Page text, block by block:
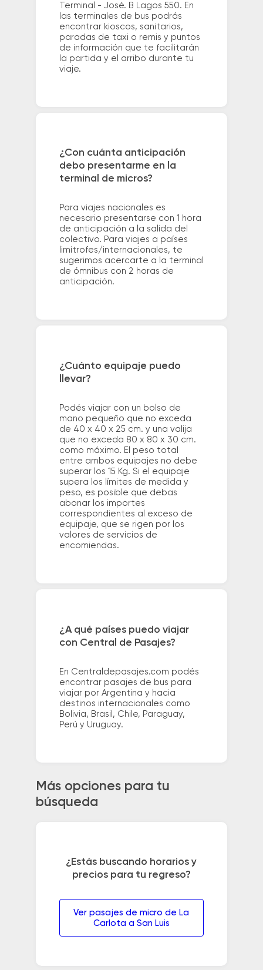
Terminal - José. B Lagos 550. En
las terminales de bus podrás
encontrar kioscos, sanitarios,
paradas de taxi o remis y puntos
de información que te facilitarán
la partida y el arribo durante tu
viaje.
¿Con cuánta anticipación
debo presentarme en la
terminal de micros?
Para viajes nacionales es
necesario presentarse con 1 hora
de anticipación a la salida del
colectivo. Para viajes a países
limítrofes/internacionales, te
sugerimos acercarte a la terminal
de ómnibus con 2 horas de
anticipación.
¿Cuánto equipaje puedo
llevar?
Podés viajar con un bolso de
mano pequeño que no exceda
de 40 x 40 x 25 cm. y una valija
que no exceda 80 x 80 x 30 cm.
como máximo. El peso total
entre ambos equipajes no debe
superar los 15 Kg. Si el equipaje
supera los límites de medida y
peso, es posible que debas
abonar los importes
correspondientes al exceso de
equipaje, que se rigen por los
valores de servicios de
encomiendas.
¿A qué países puedo viajar
con Central de Pasajes?
En Centraldepasajes.com podés
encontrar pasajes de bus para
viajar por Argentina y hacia
destinos internacionales como
Bolivia, Brasil, Chile, Paraguay,
Perú y Uruguay.
Más opciones para tu
búsqueda
¿Estás buscando horarios y
precios para tu regreso?
Ver pasajes de micro de La
Carlota a San Luis